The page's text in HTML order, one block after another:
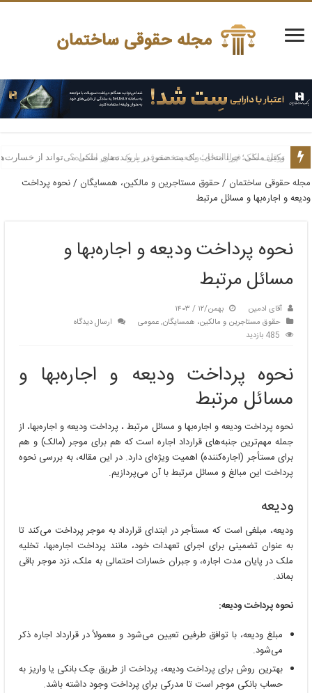
توقیف ملک قولنامه‌ای؛ واقعیت حقوقی یا یک تصور اشتباه؟
وکیل ملکی؛ چرا انتخاب یک متخصص در پرونده‌های ملکی می‌تواند از
مجله حقوقی ساختمان/حقوق مستاجرین و مالکین، همسایگان/نحوه پرداخت
ودیعه و اجاره‌بها و مسائل مرتبط
نحوه پرداخت ودیعه و اجاره‌بها و
مسائل مرتبط
آقای ادمین
بهمن/۱۲ / ۱۴۰۳
حقوق مستاجرین و مالکین، همسایگان,عمومی
ارسال دیدگاه
485 بازدید
نحوه پرداخت ودیعه و اجاره‌بها و
مسائل مرتبط
نحوه پرداخت ودیعه و اجاره‌بها و مسائل مرتبط ، پرداخت ودیعه و اجاره‌بها، از
جمله مهم‌ترین جنبه‌های قرارداد اجاره است که هم برای موجر (مالک) و هم
برای مستأجر (اجاره‌کننده) اهمیت ویژه‌ای دارد. در این مقاله، به بررسی نحوه
پرداخت این مبالغ و مسائل مرتبط با آن می‌پردازیم.
ودیعه
ودیعه، مبلغی است که مستأجر در ابتدای قرارداد به موجر پرداخت می‌کند تا
به عنوان تضمینی برای اجرای تعهدات خود، مانند پرداخت اجاره‌بها، تخلیه
ملک در پایان مدت اجاره، و جبران خسارات احتمالی به ملک، نزد موجر باقی
بماند.
نحوه پرداخت ودیعه:
مبلغ ودیعه، با توافق طرفین تعیین می‌شود و معمولاً در قرارداد اجاره ذکر
می‌شود.
بهترین روش برای پرداخت ودیعه، پرداخت از طریق چک بانکی یا واریز به
حساب بانکی موجر است تا مدرکی برای پرداخت وجود داشته باشد.